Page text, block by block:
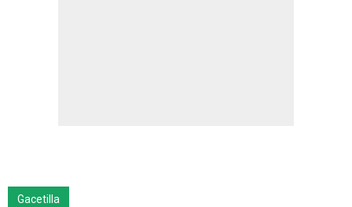
Gacetilla